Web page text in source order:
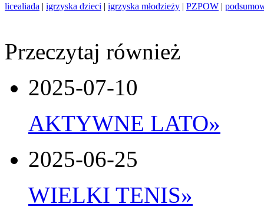
licealiada | igrzyska dzieci | igrzyska młodzieży | PZPOW |
Przeczytaj również
2025-07-10
AKTYWNE LATO»
2025-06-25
WIELKI TENIS»